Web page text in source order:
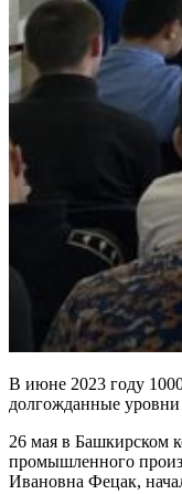
В июне 2023 году
долгожданные
26 мая в Башкирском
промышленного
Ивановна Фецак,